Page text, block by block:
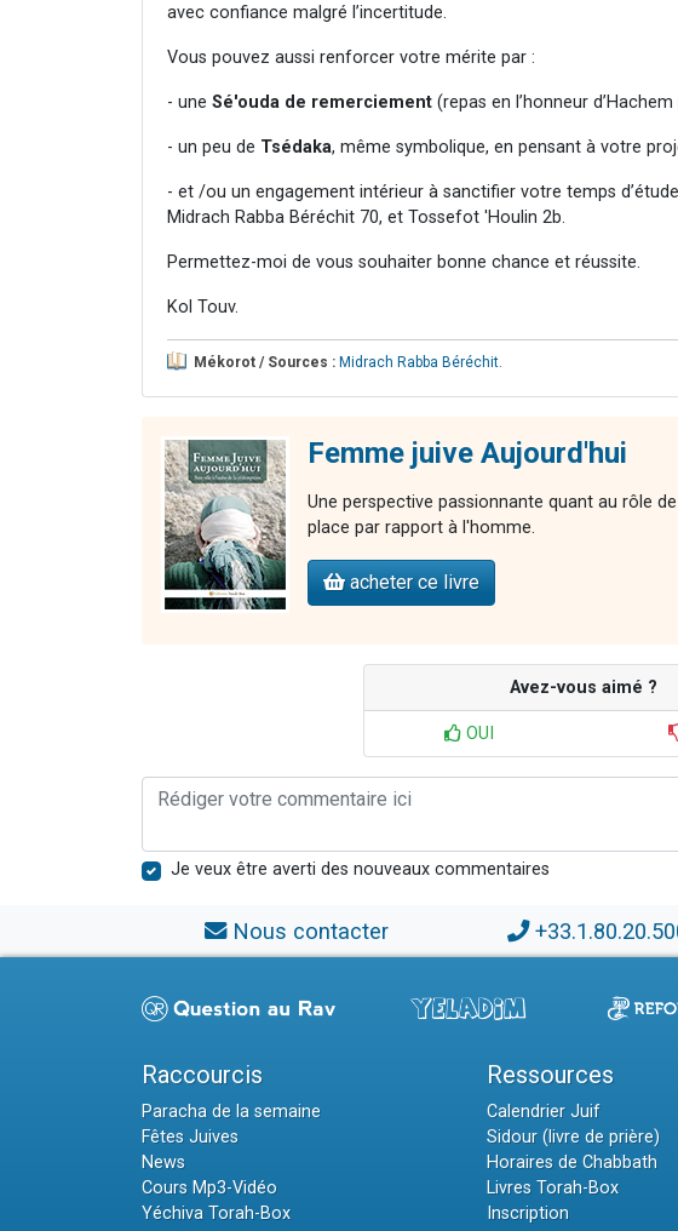
avec confiance malgré l’incertitude.
Vous pouvez aussi renforcer votre mérite par :
- une Sé'ouda de remerciement (repas en l’honneur
- un peu de Tsédaka, même symbolique, en pensant à votre
- et /ou un engagement intérieur à sanctifier votre temps
Midrach Rabba Béréchit 70, et Tossefot 'Houlin 2b.
Permettez-moi de vous souhaiter bonne chance et réussite.
Kol Touv.
Mékorot / Sources : Midrach Rabba Béréchit
Femme juive Aujourd'hui
Une perspective passionnante quant au rôle
place par rapport à l'homme.
acheter ce livre
Avez-vous aimé ?
OUI
Je veux être averti des nouveaux commentaires
Nous contacter
Raccourcis
Paracha de la semaine
Fêtes Juives
News
Cours Mp3-Vidéo
Yéchiva Torah-Box
Ressources
Calendrier Juif
Sidour (livre de prière)
Horaires de Chabbath
Livres Torah-Box
Inscription